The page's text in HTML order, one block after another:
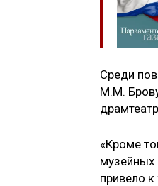
Среди
М.М.
«Кроме
музейных
привело